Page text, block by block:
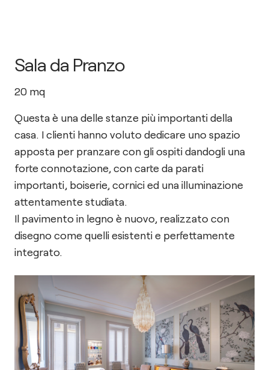
Sala da Pranzo
20 mq
Questa è una delle stanze più importanti della
casa. I clienti hanno voluto dedicare uno spazio
apposta per pranzare con gli ospiti dandogli una
forte connotazione, con carte da parati
importanti, boiserie, cornici ed una illuminazione
attentamente studiata.
Il pavimento in legno è nuovo, realizzato con
disegno come quelli esistenti e perfettamente
integrato.